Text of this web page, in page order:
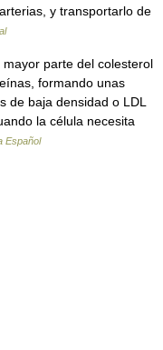
y transportarlo de
parte del colesterol
formando unas
de baja densidad o LDL
la célula necesita
Español